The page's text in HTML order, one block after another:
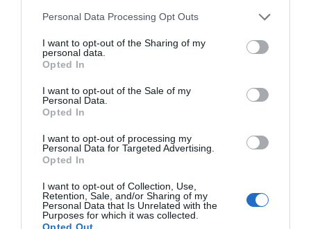
Please note that this website/app uses one or more Google
not limited to your visit or usage behaviour. You may click to
grant or deny consent to Google and its third-party tags to
use your data for below specified purposes in below Google
consent section.
Personal Data Processing Opt Outs
I want to opt-out of the Sharing of my
personal data.
Opted In
I want to opt-out of the Sale of my
Personal Data.
Opted In
I want to opt-out of processing my
Personal Data for Targeted Advertising.
Opted In
I want to opt-out of Collection, Use,
Retention, Sale, and/or Sharing of my
Personal Data that Is Unrelated with the
Purposes for which it was collected.
Opted Out
Az, hogy meddig tart egy ilyen szünet két kapcsolat
nem két nap, vagy két hét lesz, és készülj fel rá, hogy sok
energia és akarat kell hozzá, mert legelőször
önmagaddal kell majd megvívni a belső harcaidat. De
emlékezz rá, hogy a kapcsolatfüggőség nem betegség,
ez csak egy tanult viselkedés, amelyet képes vagy
megváltoztatni.